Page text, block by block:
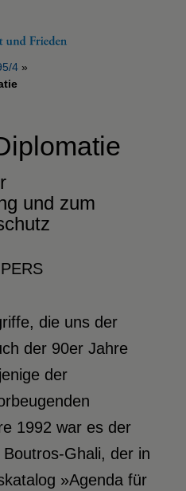
4
und zum
die uns der
der 90er Jahre
der
1992 war es der
Ghali, der in
»Agenda für